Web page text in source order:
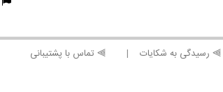
⫸ رسیدگی به شکایات
⫸ تماس با پشتیبانی